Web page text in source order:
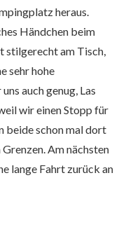
heraus.
Händchen beim
stilgerecht am Tisch,
sehr hohe
auch genug, Las
wir einen Stopp für
beide schon mal dort
Am nächsten
lange Fahrt zurück an